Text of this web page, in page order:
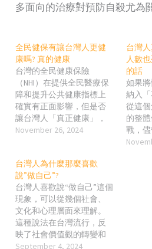
多面向的治療對預防自殺尤為
全民健保有讓台灣人更健
康嗎? 真的健康
台灣的全民健康保險
（NHI）在提供全民醫療保
障和提升公共健康指標上
確實有正面影響，但是否
讓台灣人「真正健康」，
仍需分層分析。 全民健保
灣人的就醫障礙大幅降
低。幾乎所有居民都能以
低成本享受基本醫療服
務。 對於傳染病控制、疫
苗接種、孕產婦保健等公
共健康領域，健保體系提
供了重要支持，使台灣在
November 26, 2024
台灣
人數
的話
如果
納入「
從這
的整
戰，
可及性
台灣人為什麼那麼喜歡
說”做自己”?
台灣人喜歡說“做自己”這個
現象，可以從幾個社會、
文化和心理層面來理解。
這種說法在台灣流行，反
映了社會價值觀的轉變和
個人意識的覺醒。 1. 自我
September 4, 2024